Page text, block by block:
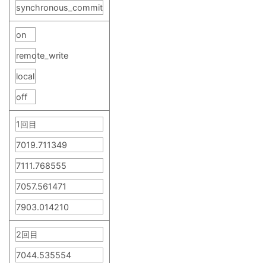
synchronous_commit
on
remote_write
local
off
1回目
7019.711349
7111.768555
7057.561471
7903.014210
2回目
7044.535554